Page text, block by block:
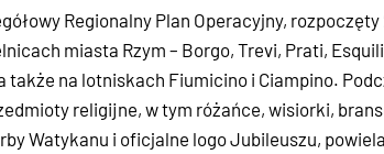
Regionalny Plan Operacyjny,
miasta Rzym – Borgo, Trevi, Prati,
także na lotniskach Fiumicino i Ciampino.
religijne, w tym różańce, wisiorki,
Watykanu i oficjalne logo Jubileuszu,